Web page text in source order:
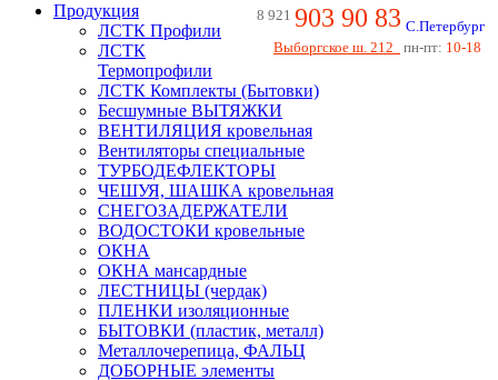
8 921 903 90 83 С.Петербург
Выборгское ш. 212
пн-пт: 10-18
Продукция
ЛСТК Профили
ЛСТК
Термопрофили
ЛСТК Комплекты (Бытовки)
Бесшумные ВЫТЯЖКИ
ВЕНТИЛЯЦИЯ кровельная
Вентиляторы специальные
ТУРБОДЕФЛЕКТОРЫ
ЧЕШУЯ, ШАШКА кровельная
СНЕГОЗАДЕРЖАТЕЛИ
ВОДОСТОКИ кровельные
ОКНА
ОКНА мансардные
ЛЕСТНИЦЫ (чердак)
ПЛЕНКИ изоляционные
БЫТОВКИ (пластик, металл)
Металлочерепица, ФАЛЬЦ
ДОБОРНЫЕ элементы